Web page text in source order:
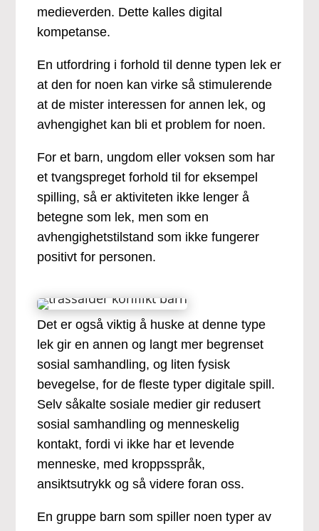
medieverden. Dette kalles digital
kompetanse.
En utfordring i forhold til denne typen lek er
at den for noen kan virke så stimulerende
at de mister interessen for annen lek, og
avhengighet kan bli et problem for noen.
For et barn, ungdom eller voksen som har
et tvangspreget forhold til for eksempel
spilling, så er aktiviteten ikke lenger å
betegne som lek, men som en
avhengighetstilstand som ikke fungerer
positivt for personen.
Det er også viktig å huske at denne type
lek gir en annen og langt mer begrenset
sosial samhandling, og liten fysisk
bevegelse, for de fleste typer digitale spill.
Selv såkalte sosiale medier gir redusert
sosial samhandling og menneskelig
kontakt, fordi vi ikke har et levende
menneske, med kroppsspråk,
ansiktsutrykk og så videre foran oss.
En gruppe barn som spiller noen typer av